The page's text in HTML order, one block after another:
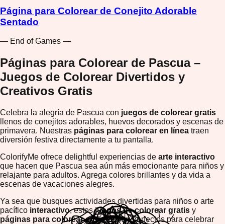
Página para Colorear de Conejito Adorable
Sentado
— End of Games —
Páginas para Colorear de Pascua –
Juegos de Colorear Divertidos y
Creativos Gratis
Celebra la alegría de Pascua con juegos de colorear gratis
llenos de conejitos adorables, huevos decorados y escenas de
primavera. Nuestras páginas para colorear en línea traen
diversión festiva directamente a tu pantalla.
ColorifyMe ofrece delightful experiencias de arte interactivo
que hacen que Pascua sea aún más emocionante para niños y
relajante para adultos. Agrega colores brillantes y da vida a
escenas de vacaciones alegres.
Ya sea que busques actividades divertidas para niños o arte
pacífico interactivo, estosjuegos de colorear gratis y
páginas para colorear en líneason perfectos para celebrar